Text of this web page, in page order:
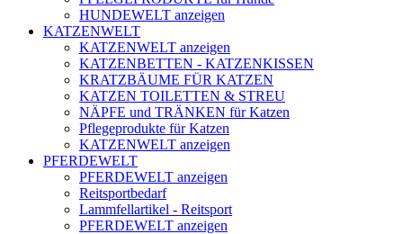
HUNDEWELT anzeigen
KATZENWELT
KATZENWELT anzeigen
KATZENBETTEN - KATZENKISSEN
KRATZBÄUME FÜR KATZEN
KATZEN TOILETTEN & STREU
NÄPFE und TRÄNKEN für Katzen
Pflegeprodukte für Katzen
KATZENWELT anzeigen
PFERDEWELT
PFERDEWELT anzeigen
Reitsportbedarf
Lammfellartikel - Reitsport
PFERDEWELT anzeigen